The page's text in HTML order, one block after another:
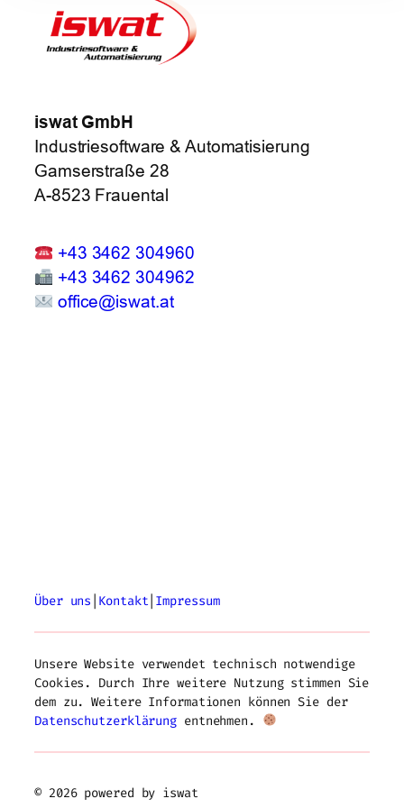
iswat GmbH
Industriesoftware & Automatisierung
Gamserstraße 28
A-8523 Frauental
+43 3462 304960
+43 3462 304962
office@iswat.at
Über uns Kontakt Impressum
Unsere Website verwendet technisch notwendige
Cookies. Durch Ihre weitere Nutzung stimmen Sie
dem zu. Weitere Informationen können Sie der
Datenschutzerklärung entnehmen.
© 2026 powered by iswat